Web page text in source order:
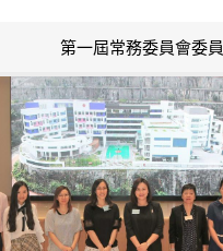
第一屆常務委員會委員